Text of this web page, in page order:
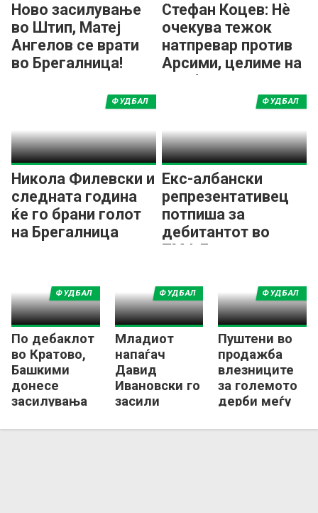
Ново засилување
во Штип, Матеј
Ангелов се врати
во Брегалница!
Стефан Коцев: Нѐ
очекува тежок
натпревар против
Арсими, целиме на
три бода
Никола Филевски и
следната година
ќе го брани голот
на Брегалница
ФУДБАЛ
Екс-албански
репрезентативец
потпиша за
дебитантот во
ПМФЛ
ФУДБАЛ
По дебаклот
во Кратово,
Башкими
донесе
засилувања
Камерун,
ФУДБАЛ
Младиот
напаѓач
Давид
Ивановски го
засили
Пелистер
ФУДБАЛ
Пуштени во
продажба
влезниците
за големото
дерби меѓу
Шкендија
ФУДБАЛ